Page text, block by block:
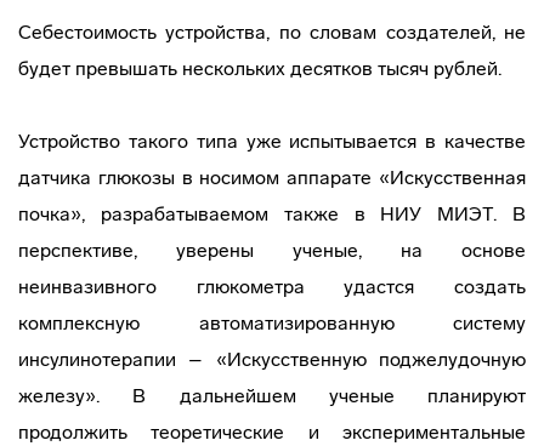
Себестоимость устройства, по словам создателей, не
будет превышать нескольких десятков тысяч рублей.
Устройство такого типа уже испытывается в качестве
датчика глюкозы в носимом аппарате «Искусственная
почка», разрабатываемом также в НИУ МИЭТ. В
перспективе, уверены ученые, на основе
неинвазивного глюкометра удастся создать
комплексную автоматизированную систему
инсулинотерапии – «Искусственную поджелудочную
железу». В дальнейшем ученые планируют
продолжить теоретические и экспериментальные